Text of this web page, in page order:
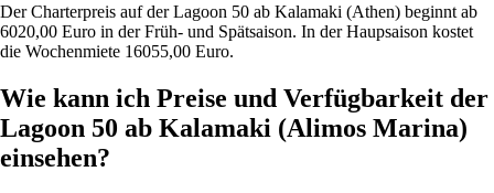
Der Charterpreis auf der Lagoon 50 ab Kalamaki (Athen) beginnt ab
6020,00 Euro in der Früh- und Spätsaison. In der Haupsaison kostet
die Wochenmiete 16055,00 Euro.
Wie kann ich Preise und Verfügbarkeit der
Lagoon 50 ab Kalamaki (Alimos Marina)
einsehen?